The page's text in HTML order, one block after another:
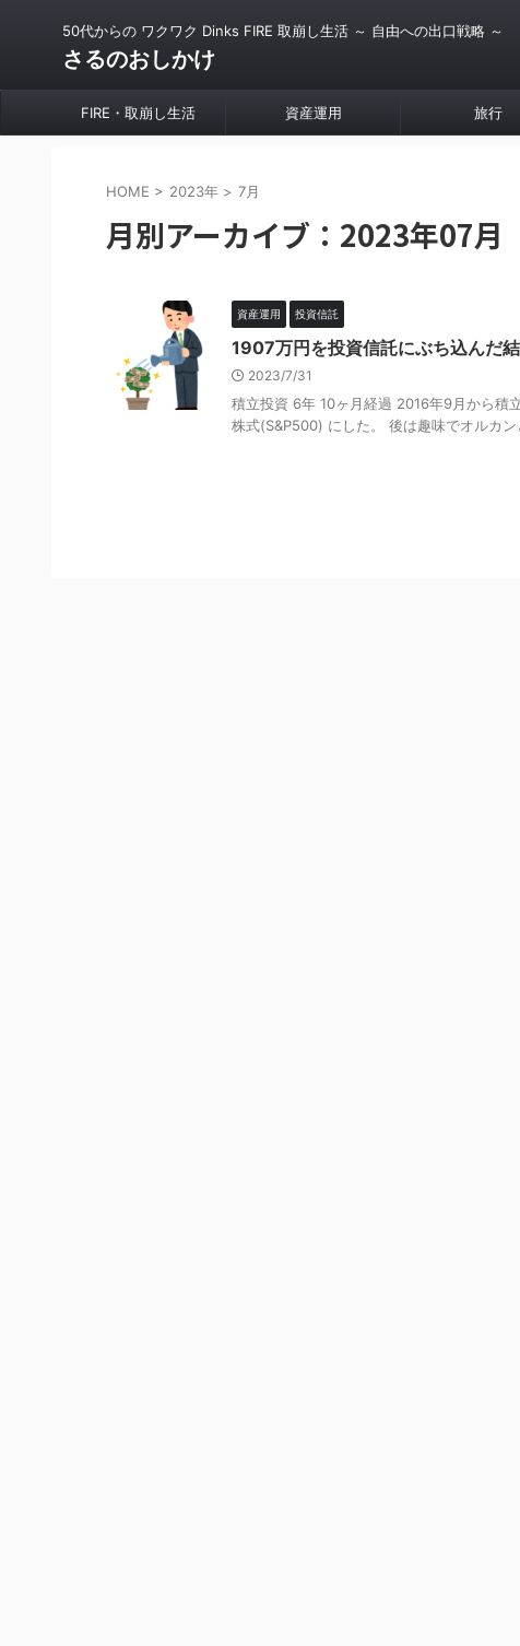
50代からの ワクワク Dinks FIRE 取崩し生活 ～ 自由への出口戦略 ～
さるのおしかけ
FIRE・取崩し生活 資産運用 旅行
HOME > 2023年 > 7月
月別アーカイブ：2023年07月
資産運用 投資信託
1907万円を投資信託にぶち込んだ
2023/7/31
積立投資 6年 10ヶ月経過 2016年9月から積
株式(S&P500) にした。 後は趣味でオルカ